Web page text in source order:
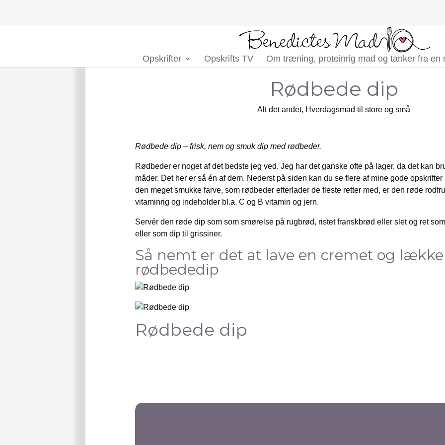
Opskrifter Opskrifts TV Om træning, proteinrig mad og tanker fra en
Rødbede dip
Alt det andet, Hverdagsmad til store og små
Rødbede dip – frisk, nem og smuk dip med rødbeder.
Rødbeder er noget af det bedste jeg ved. Jeg har det ganske ofte på lager, da det kan
måder. Det her er så én af dem. Nederst på siden kan du se flere af mine gode
den meget smukke farve, som rødbeder efterlader de fleste retter med, er den røde
vitaminrig og indeholder bl.a. C og B vitamin og jern.
Servér den røde dip som som smørelse på rugbrød, ristet franskbrød eller slet og ret
eller som dip til grissiner.
Så nemt er det at lave en cremet og
rødbededip
Rødbede dip